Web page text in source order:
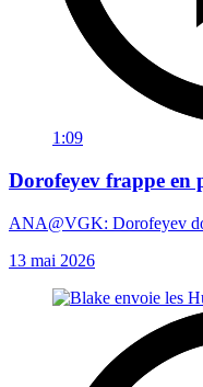
1:09
Dorofeyev frappe en
ANA@VGK: Dorofeyev
13 mai 2026